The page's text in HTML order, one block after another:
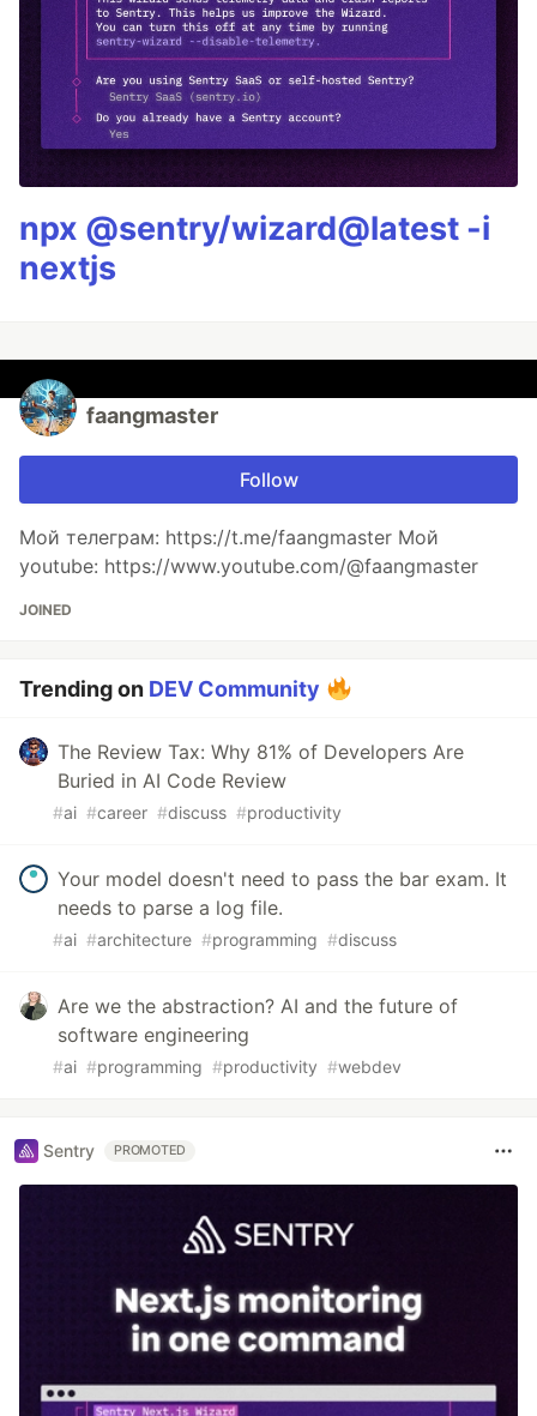
npx @sentry/wizard@latest -i
nextjs
faangmaster
Follow
Мой телеграм: https://t.me/faangmaster Мой
youtube: https://www.youtube.com/@faangmaster
JOINED
Trending on DEV Community
The Review Tax: Why 81% of Developers Are
Buried in AI Code Review
#ai #career #discuss #productivity
Your model doesn't need to pass the bar exam. It
needs to parse a log file.
#ai #architecture #programming #discuss
Are we the abstraction? AI and the future of
software engineering
#ai #programming #productivity #webdev
Sentry PROMOTED